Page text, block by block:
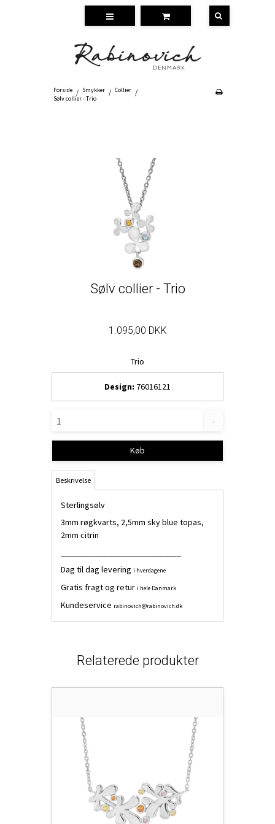
Forside / Smykker / Collier /
Sølv collier - Trio
Sølv collier - Trio
1.095,00 DKK
Trio
Design: 76016121
.
Køb
Beskrivelse
Sterlingsølv
3mm røgkvarts, 2,5mm sky blue topas,
2mm citrin
Dag til dag levering i hverdagene
Gratis fragt og retur i hele Danmark
Kundeservice rabinovich@rabinovich.dk
Relaterede produkter